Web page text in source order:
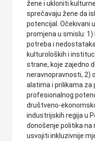
žene i ukloniti
sprečavaju žene da
potencijal. Očekivani
promjena u smislu:
potreba i
kulturoloških i
strane, koje zajedno
neravnopravnosti, 2)
alatima i prilikama za
profesionalnog
društveno-
industrijskih regija u
donošenje politika
usvojiti inkluzivnije